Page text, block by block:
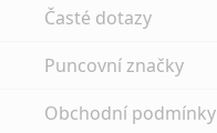
Časté dotazy
Puncovní značky
Obchodní podmínky